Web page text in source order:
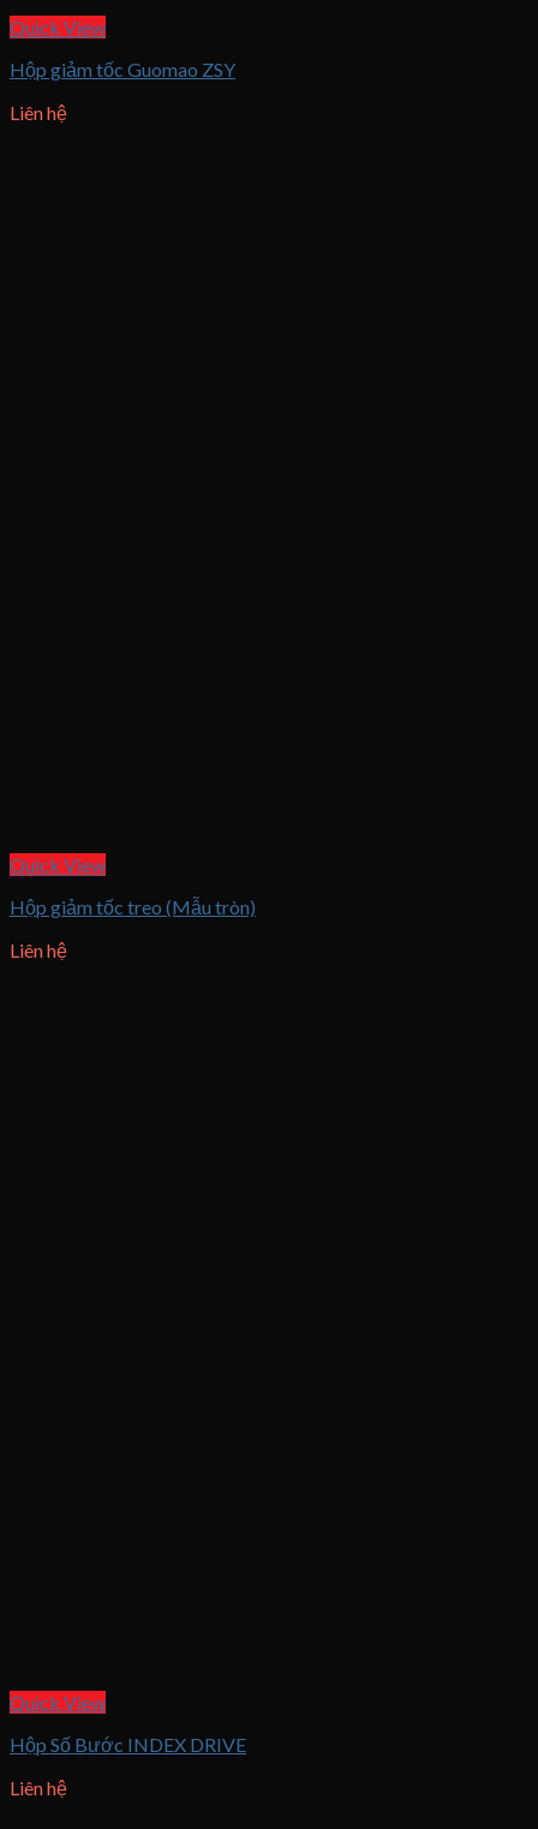
Quick View
Hộp giảm tốc Guomao ZSY
Liên hệ
Quick View
Hộp giảm tốc treo (Mẫu tròn)
Liên hệ
Quick View
Hộp Số Bước INDEX DRIVE
Liên hệ